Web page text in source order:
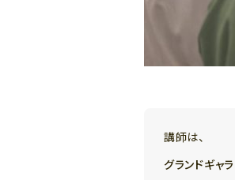
講師は、
グランドギャ